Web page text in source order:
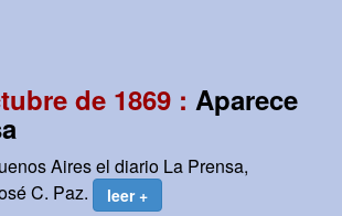
de 1869 : Aparece
Aires el diario La Prensa,
C. Paz.
leer +